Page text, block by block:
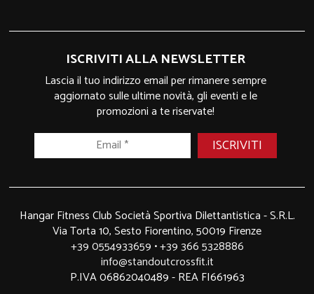
ISCRIVITI ALLA NEWSLETTER
Lascia il tuo indirizzo email per rimanere sempre
aggiornato sulle ultime novità, gli eventi e le
promozioni a te riservate!
Hangar Fitness Club Società Sportiva Dilettantistica - S.R.L.
Via Torta 10, Sesto Fiorentino, 50019 Firenze
+39 0554933659 •+39 366 5328886
info@standoutcrossfit.it
P.IVA 06862040489 - REA FI661963